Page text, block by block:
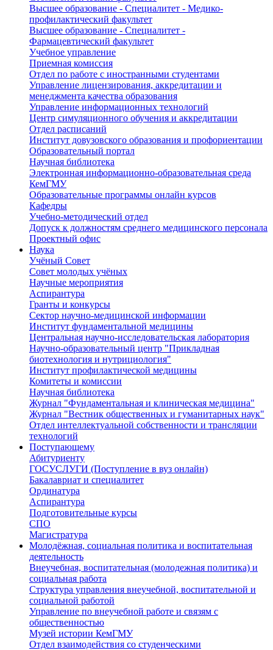
Высшее образование - Специалитет - Медико-
профилактический факультет
Высшее образование - Специалитет -
Фармацевтический факультет
Учебное управление
Приемная комиссия
Отдел по работе с иностранными студентами
Управление лицензирования, аккредитации и
менеджмента качества образования
Управление информационных технологий
Центр симуляционного обучения и аккредитации
Отдел расписаний
Институт довузовского образования и профориентации
Образовательный портал
Научная библиотека
Электронная информационно-образовательная среда
КемГМУ
Образовательные программы онлайн курсов
Кафедры
Учебно-методический отдел
Допуск к должностям среднего медицинского персонала
Проектный офис
Наука
Учёный Cовет
Совет молодых учёных
Научные мероприятия
Аспирантура
Гранты и конкурсы
Сектор научно-медицинской информации
Институт фундаментальной медицины
Центральная научно-исследовательская лаборатория
Научно-образовательный центр "Прикладная
биотехнология и нутрициология"
Институт профилактической медицины
Комитеты и комиссии
Научная библиотека
Журнал "Фундаментальная и клиническая медицина"
Журнал "Вестник общественных и гуманитарных наук"
Отдел интеллектуальной собственности и трансляции
технологий
Поступающему
Абитуриенту
ГОСУСЛУГИ (Поступление в вуз онлайн)
Бакалавриат и специалитет
Ординатура
Аспирантура
Подготовительные курсы
СПО
Магистратура
Молодёжная, социальная политика и воспитательная
деятельность
Внеучебная, воспитательная (молодежная политика) и
социальная работа
Структура управления внеучебной, воспитательной и
социальной работой
Управление по внеучебной работе и связям с
общественностью
Музей истории КемГМУ
Отдел взаимодействия со студенческими